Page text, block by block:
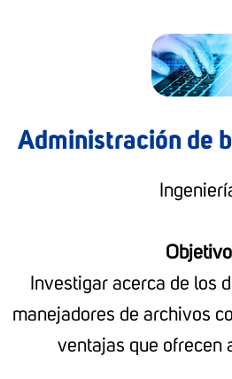
Administración de
Objetivo
Investigar acerca de los
manejadores de archivos
ventajas que ofrecen